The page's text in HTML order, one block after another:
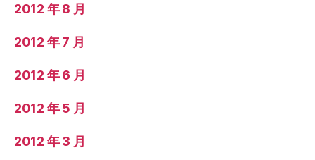
2012 年 8 月
2012 年 7 月
2012 年 6 月
2012 年 5 月
2012 年 3 月